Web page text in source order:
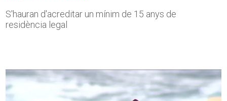
S'hauran d'acreditar un mínim de 15 anys de
residència legal